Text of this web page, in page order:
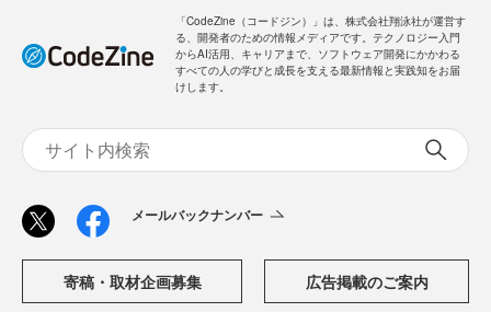
「CodeZine（コードジン）」は、株式会社翔泳社が運営す
る、開発者のための情報メディアです。テクノロジー入門
からAI活用、キャリアまで、ソフトウェア開発にかかわる
すべての人の学びと成長を支える最新情報と実践知をお届
けします。
メールバックナンバー
寄稿・取材企画募集 広告掲載のご案内